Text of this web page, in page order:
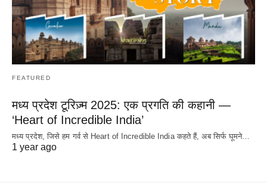
FEATURED
मध्य प्रदेश टूरिज़्म 2025: एक प्रगति की कहानी —
‘Heart of Incredible India’
मध्य प्रदेश, जिसे हम गर्व से Heart of Incredible India कहते हैं, अब सिर्फ घूमने…
1 year ago